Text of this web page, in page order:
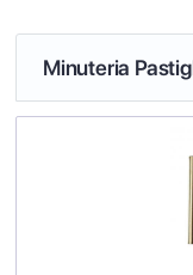
Minuteria